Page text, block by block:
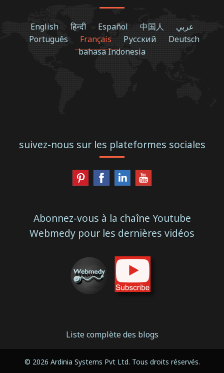
English हिन्दी Español 中国人
عربي
Português
Français Русский
Deutsch
bahasa Indonesia
suivez-nous sur les plateformes sociales
Abonnez-vous à la chaîne Youtube
Webmedy pour les dernières vidéos
Liste complète des blogs
© 2026 Ardinia Systems Pvt Ltd. Tous droits réservés.